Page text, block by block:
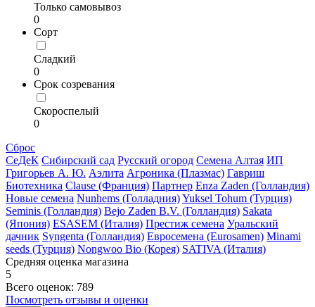
Только самовывоз
0
Сорт
Сладкий
0
Срок созревания
Скороспелый
0
Сброс
СеДеК Сибирский сад Русский огород Семена Алтая ИП
Григорьев А. Ю. Аэлита Агроника (Плазмас) Гавриш
Биотехника Clause (Франция) Партнер Enza Zaden (Голландия)
Новые семена Nunhems (Голладния)Yuksel Tohum (Турция)
Seminis (Голландия) Bejo Zaden B.V. (Голландия) Sakata
(Япония) ESASEM (Италия) Престиж семена Уральский
дачник Syngenta (Голландия) Евросемена (Eurosamen) Minami
seeds (Турция) Nongwoo Bio (Корея) SATIVA (Италия)
Средняя оценка магазина
5
Всего оценок: 789
Посмотреть отзывы и оценки